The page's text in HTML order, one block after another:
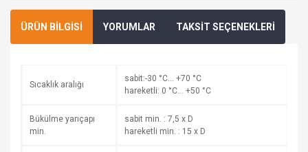
ÜRÜN BİLGİSİ YORUMLAR TAKSİT SEÇENEKLERİ
Sıcaklık aralığı
sabit:-30 °C… +70 °C
hareketli: 0 °C… +50 °C
Bükülme yarıçapı
min.
sabit min. : 7,5 x D
hareketli min. : 15 x D